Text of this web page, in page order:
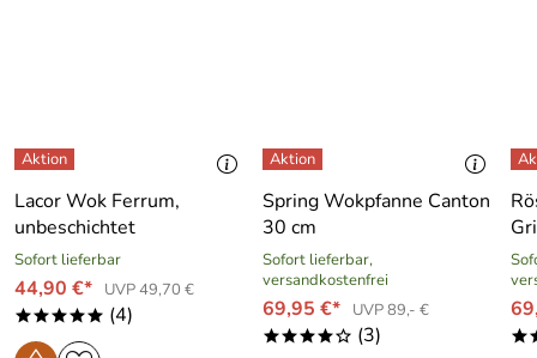
Lacor Wok Ferrum,
unbeschichtet
Sofort lieferbar
44,90 €* UVP 49,70 €
***** (4)
Spring Wokpfanne Canton
30 cm
Sofort lieferbar,
versandkostenfrei
69,95 €* UVP 89,- €
****o (3)